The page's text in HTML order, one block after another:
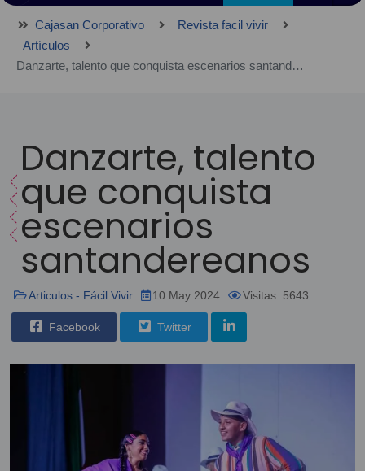
Cajasan Corporativo
Revista facil vivir
Artículos
Danzarte, talento que conquista escenarios santandereanos
Danzarte, talento
que conquista
escenarios
santandereanos
Articulos - Fácil Vivir 10 May 2024 Visitas: 5643
Facebook Twitter